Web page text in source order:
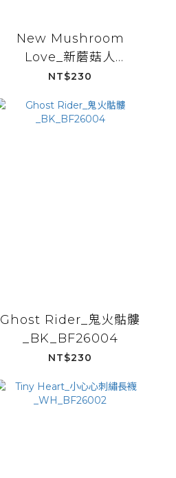
New Mushroom
Love_新蘑菇人
_PL_BF26099
NT$230
Ghost Rider_鬼火骷髏
_BK_BF26004
NT$230